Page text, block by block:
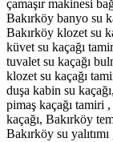
çamaşır makinesi
Bakırköy banyo su
Bakırköy klozet su
küvet su kaçağı
tuvalet su kaçağı
klozet su kaçağı
duşa kabin su
pimaş kaçağı tamiri
kaçağı, Bakırköy
Bakırköy su yalıtımı